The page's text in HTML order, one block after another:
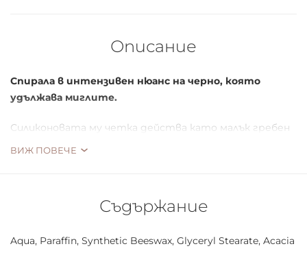
Описание
Спирала в интензивен нюанс на черно, която
удължава миглите.
Силиконовата му четка действа като малък гребен
ВИЖ ПОВЕЧЕ
Съдържание
Aqua, Paraffin, Synthetic Beeswax, Glyceryl Stearate, Acacia